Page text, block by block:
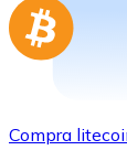
Compra